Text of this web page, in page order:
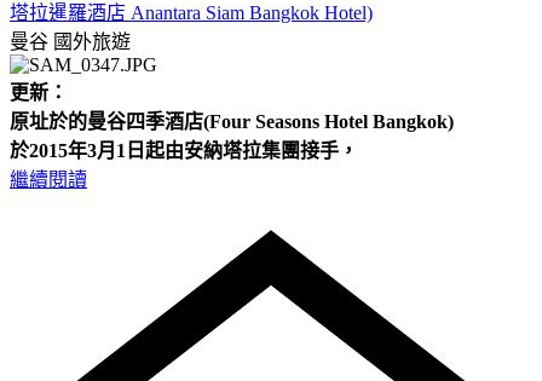
塔拉暹羅酒店 Anantara Siam Bangkok Hotel)
曼谷 國外旅遊
更新：
原址於的曼谷四季酒店(Four Seasons Hotel Bangkok)
於2015年3月1日起由安納塔拉集團接手，
繼續閱讀